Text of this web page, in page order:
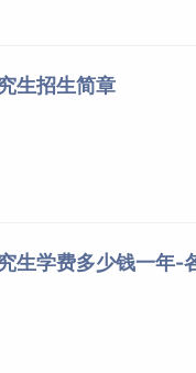
生招生简章
生学费多少钱一年-